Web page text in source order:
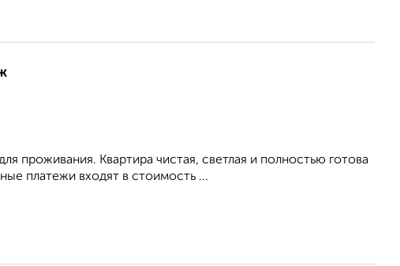
проживания. Квартира чистая, светлая и полностью готова
платежи входят в стоимость ...